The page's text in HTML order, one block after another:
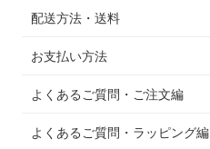
配送方法・送料
お支払い方法
よくあるご質問・ご注文編
よくあるご質問・ラッピング編